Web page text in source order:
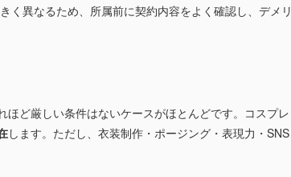
く異なるため、所属前に契約内容をよく確認し、デメリ
ど厳しい条件はないケースがほとんどです。コスプレ
します。ただし、衣装制作・ポージング・表現力・SNS